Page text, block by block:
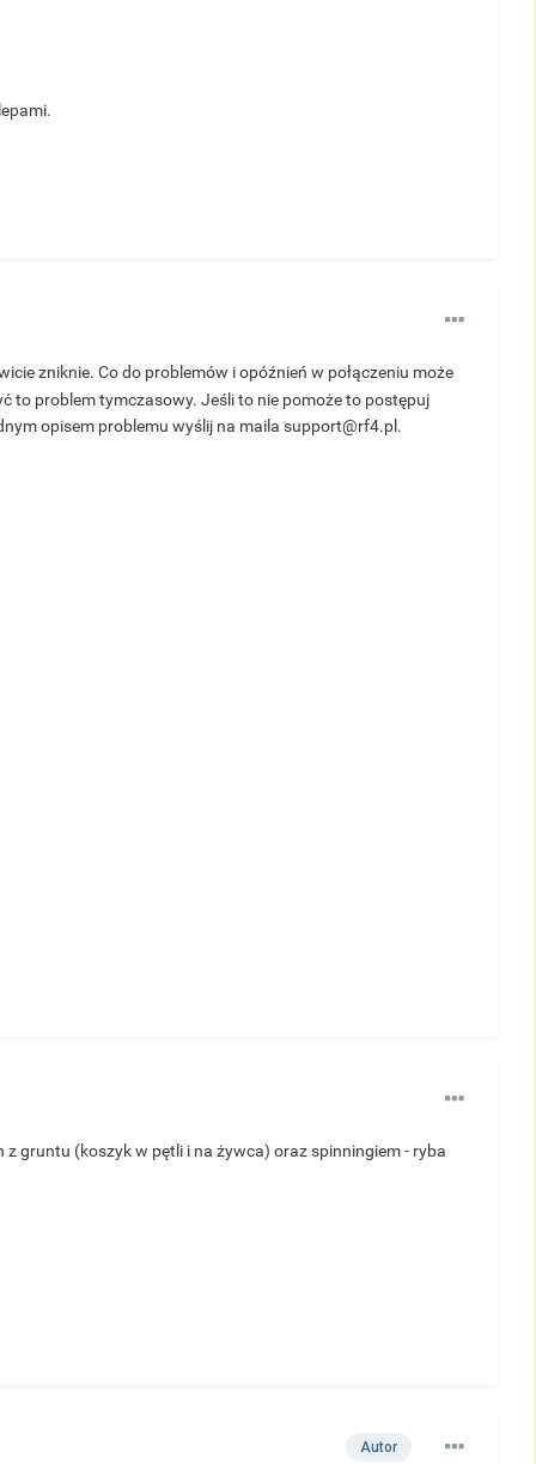
zniknie. Co do problemów i opóźnień w połączeniu może
to problem tymczasowy. Jeśli to nie pomoże to postępuj
opisem problemu wyślij na maila support@rf4.pl.
gruntu (koszyk w pętli i na żywca) oraz spinningiem - ryba
Autor